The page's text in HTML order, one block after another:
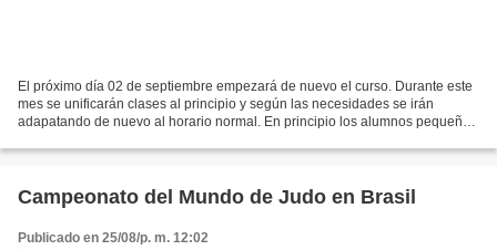
El próximo día 02 de septiembre empezará de nuevo el curso. Durante este
mes se unificarán clases al principio y según las necesidades se irán
adapatando de nuevo al horario normal. En principio los alumnos pequeños
Campeonato del Mundo de Judo en Brasil
Publicado en 25/08/p. m. 12:02